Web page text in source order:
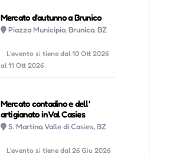
Mercato d'autunno a Brunico
Piazza Municipio, Brunico, BZ
L'evento si tiene dal 10 Ott 2026
al 11 Ott 2026
Mercato contadino e dell'
artigianato in Val Casies
S. Martino, Valle di Casies, BZ
L'evento si tiene dal 26 Giu 2026